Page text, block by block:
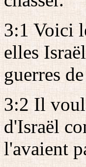
3:1 Voici
elles
guerres
3:2 Il
d'Israël
l'avaient